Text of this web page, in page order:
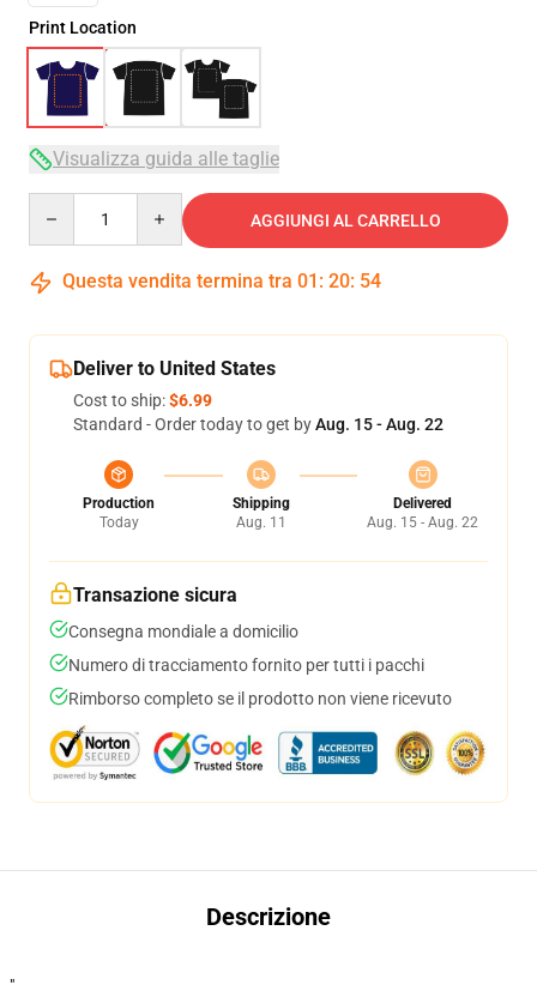
Print Location
Visualizza guida alle taglie
AGGIUNGI AL CARRELLO
Questa vendita termina tra 01 : 20: 53
Deliver to United States
Cost to ship:$6.99
Standard - Order today to get byAug. 15 - Aug. 22
Production
Today
Shipping
Aug. 11
Delivered
Aug. 15 - Aug. 22
Transazione sicura
Consegna mondiale a domicilio
Numero di tracciamento fornito per tutti i pacchi
Rimborso completo se il prodotto non viene ricevuto
Descrizione
"